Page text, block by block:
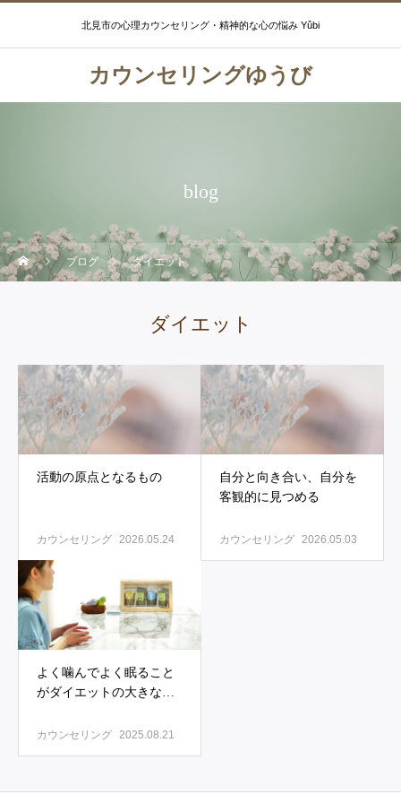
北見市の心理カウンセリング・精神的な心の悩み Yûbi
カウンセリングゆうび
blog
ブログ ダイエット
ダイエット
活動の原点となるもの
カウンセリング 2026.05.24
自分と向き合い、自分を
客観的に見つめる
カウンセリング 2026.05.03
よく噛んでよく眠ること
がダイエットの大きな力
カウンセリング 2025.08.21